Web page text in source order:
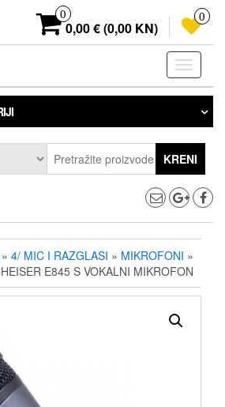
0
0,00 € (0,00 KN)
0
KRENI
» 4/ MIC I RAZGLASI » MIKROFONI »
E845 S VOKALNI MIKROFON